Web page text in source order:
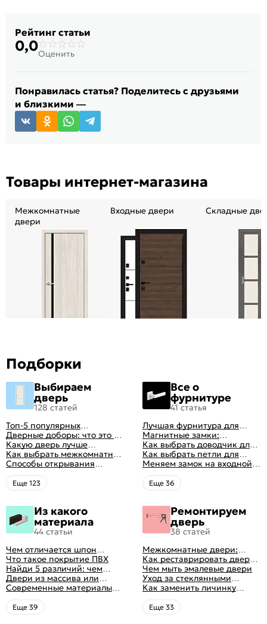
Рейтинг статьи
0,0Оценить
Понравилась статья? Поделитесь с друзьями
и близкими —
Товары интернет-магазина
Межкомнатные
двери
Входные двери Складные
Подборки
Выбираем
дверь
128 статей
Топ-5 популярных
межкомнатных дверей
Дверные доборы: что это и
зачем они нужны
Какую дверь лучше
поставить в ванную
комнату
Как выбрать межкомнатные
двери: какие
лучше
Способы открывания
фото-примерами)
Eще 123
Все о
фурнитуре
41 статья
Лучшая фурнитура для
дверей: как выбрать
правильно
Магнитные замки:
особенности и принцип
работы
Как выбрать доводчик для
входной двери: советы от
профессионалов
Как выбрать петли для
межкомнатных дверей
Меняем замок на входной
Eще 36
Из какого
материала
44 статьи
Чем отличается шпон
натуральный от шпона
файн-лайн
Что такое покрытие ПВХ
Найди 5 различий: чем
отличаются двери пвх от
ламинированных
Двери из массива или
шпона: какие лучше
Современные материалы
виды межкомнатных
дверей по материалу
Eще 39
Ремонтируем
дверь
38 статей
Межкомнатные двери:
правила ухода
Как реставрировать дверь в
домашних условиях
Чем мыть эмалевые двери
Уход за стеклянными
дверями
Как заменить личинку
Eще 33